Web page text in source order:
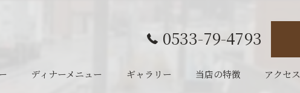
0533-79-4793
ディナーメニュー ギャラリー 当店の特徴 アクセス